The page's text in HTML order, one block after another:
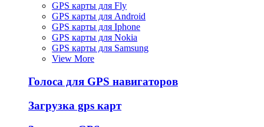
GPS карты для Fly
GPS карты для Android
GPS карты для Iphone
GPS карты для Nokia
GPS карты для Samsung
View More
Голоса для GPS навигаторов
Загрузка gps карт